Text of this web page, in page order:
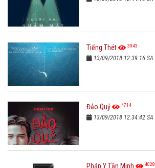
Tiếng Thét 3943
13/09/2018 12:39:16 SA
Đảo Quỷ 4714
13/09/2018 12:34:42 SA
Pháp Y Tần Minh 4028